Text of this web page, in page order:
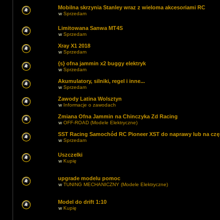
Mobilna skrzynia Stanley wraz z wieloma akcesoriami RC
wSprzedam
Limitowana Sanwa MT4S
wSprzedam
Xray X1 2018
wSprzedam
{s} ofna jammin x2 buggy elektryk
wSprzedam
Akumulatory, silniki, regel i inne...
wSprzedam
Zawody Latina Wolsztyn
w Informacje o zawodach
Zmiana Ofna Jammin na Chinczyka Zd Racing
wOFF-ROAD (Modele Elektryczne)
SST Racing Samochód RC Pioneer XST do naprawy lub na
wSprzedam
Uszczelki
wKupię
upgrade modelu pomoc
wTUNING MECHANICZNY (Modele Elektryczne)
Model do drift 1:10
wKupię